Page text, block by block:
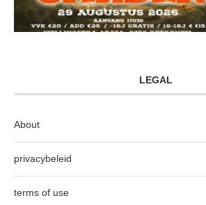
LEGAL
About
privacybeleid
terms of use